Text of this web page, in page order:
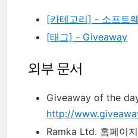
[카테고리] - 소프트
[태그] - Giveaway
외부 문서
Giveaway of the
http://
Ramka Ltd. 홈페이